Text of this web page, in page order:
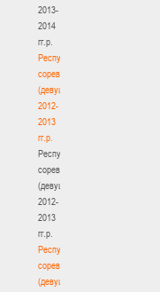
2013-
2014
гг.р.
Республиканские
соревнования
(девушки)
2012-
2013
гг.р.
Республиканские
соревнования
(девушки)
2012-
2013
гг.р.
Республиканские
соревнования
(девушки)